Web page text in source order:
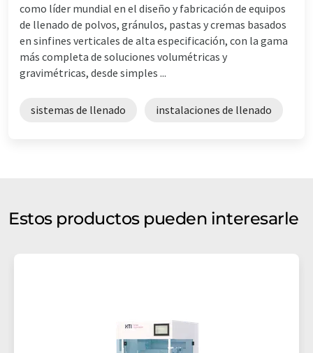
como líder mundial en el diseño y fabricación de equipos
de llenado de polvos, gránulos, pastas y cremas basados
en sinfines verticales de alta especificación, con la gama
más completa de soluciones volumétricas y
gravimétricas, desde simples ...
sistemas de llenado instalaciones de llenado
Estos productos pueden interesarle